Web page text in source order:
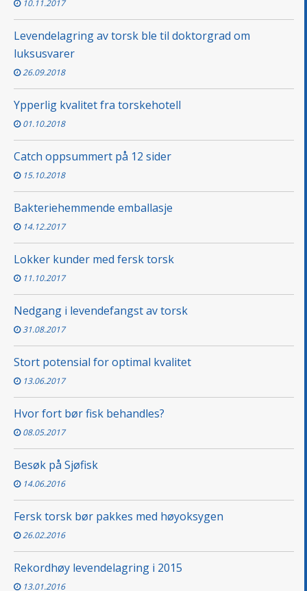
10.11.2017
Levendelagring av torsk ble til doktorgrad om
luksusvarer
26.09.2018
Ypperlig kvalitet fra torskehotell
01.10.2018
Catch oppsummert på 12 sider
15.10.2018
Bakteriehemmende emballasje
14.12.2017
Lokker kunder med fersk torsk
11.10.2017
Nedgang i levendefangst av torsk
31.08.2017
Stort potensial for optimal kvalitet
13.06.2017
Hvor fort bør fisk behandles?
08.05.2017
Besøk på Sjøfisk
14.06.2016
Fersk torsk bør pakkes med høyoksygen
26.02.2016
Rekordhøy levendelagring i 2015
13.01.2016